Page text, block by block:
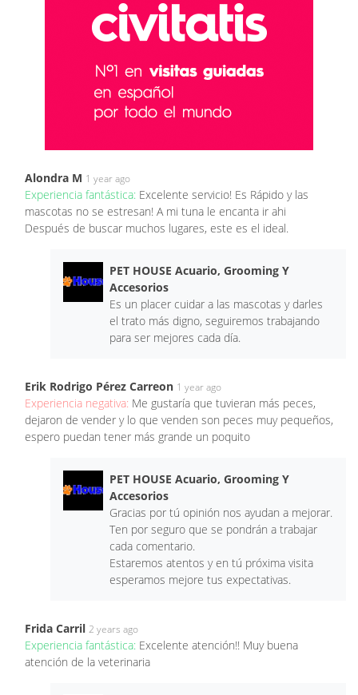
Alondra M 1 year ago
Experiencia fantástica: Excelente servicio! Es Rápido y las
mascotas no se estresan! A mi tuna le encanta ir ahi
Después de buscar muchos lugares, este es el ideal.
PET HOUSE Acuario, Grooming Y
Accesorios
Es un placer cuidar a las mascotas y darles
el trato más digno, seguiremos trabajando
para ser mejores cada día.
Erik Rodrigo Pérez Carreon 1 year ago
Experiencia negativa: Me gustaría que tuvieran más peces,
dejaron de vender y lo que venden son peces muy pequeños,
espero puedan tener más grande un poquito
PET HOUSE Acuario, Grooming Y
Accesorios
Gracias por tú opinión nos ayudan a mejorar.
Ten por seguro que se pondrán a trabajar
cada comentario.
Estaremos atentos y en tú próxima visita
esperamos mejore tus expectativas.
Frida Carril 2 years ago
Experiencia fantástica: Excelente atención!! Muy buena
atención de la veterinaria